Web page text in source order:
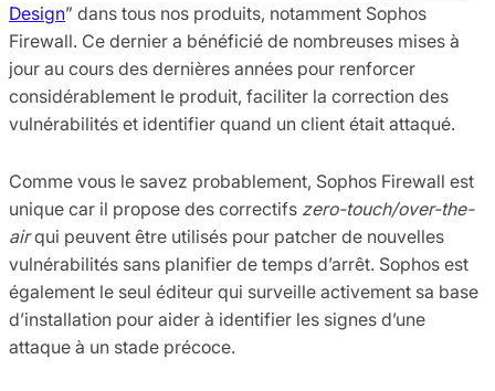
Design” dans tous nos produits, notamment Sophos
Firewall. Ce dernier a bénéficié de nombreuses mises à
jour au cours des dernières années pour renforcer
considérablement le produit, faciliter la correction des
vulnérabilités et identifier quand un client était attaqué.
Comme vous le savez probablement, Sophos Firewall est
unique car il propose des correctifs zero-touch/over-the-
airqui peuvent être utilisés pour patcher de nouvelles
vulnérabilités sans planifier de temps d’arrêt. Sophos est
également le seul éditeur qui surveille activement sa base
d’installation pour aider à identifier les signes d’une
attaque à un stade précoce.